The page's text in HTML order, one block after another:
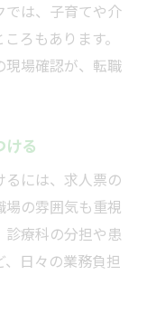
では、子育てや介
ろもあります。
場確認が、転職
る
には、求人票の
の雰囲気も重視
療科の分担や患
日々の業務負担